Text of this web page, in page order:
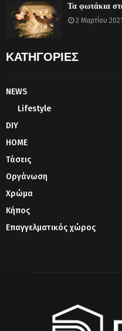
Τα φωτάκια
2 Μαρτίου 2021
ΚΑΤΗΓΟΡΙΕΣ
NEWS
Lifestyle
DIY
HOME
Τάσεις
Οργάνωση
Χρώμα
Κήπος
Επαγγελματικός χώρος